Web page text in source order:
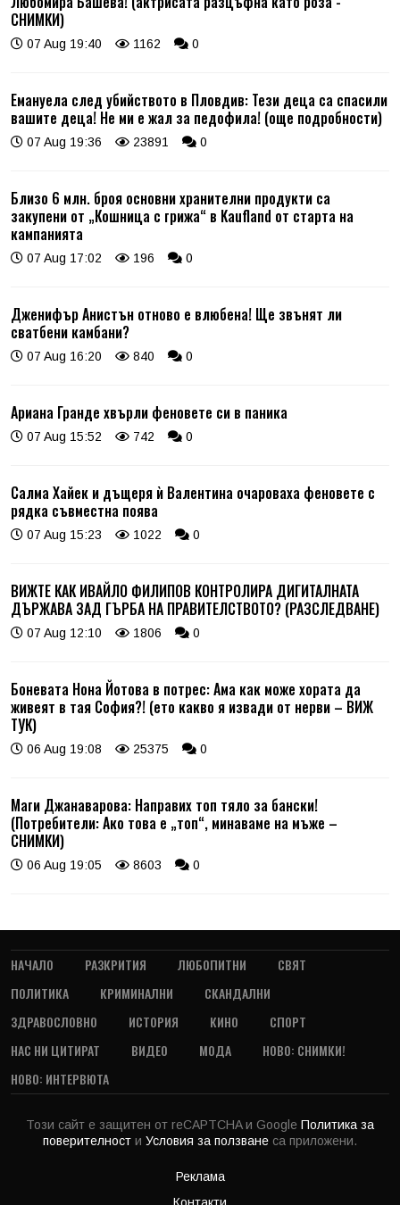
СНИМКИ)
07 Aug 19:40 1162 0
Емануела след убийството в Пловдив: Тези деца са спасили
вашите деца! Не ми е жал за педофила! (още подробности)
07 Aug 19:36 23891 0
Близо 6 млн. броя основни хранителни продукти са
закупени от „Кошница с грижа“ в Kaufland от старта на
кампанията
07 Aug 17:02 196 0
Дженифър Анистън отново е влюбена! Ще звънят ли
сватбени камбани?
07 Aug 16:20 840 0
Ариана Гранде хвърли феновете си в паника
07 Aug 15:52 742 0
Салма Хайек и дъщеря ѝ Валентина очароваха феновете с
рядка съвместна поява
07 Aug 15:23 1022 0
ВИЖТЕ КАК ИВАЙЛО ФИЛИПОВ КОНТРОЛИРА ДИГИТАЛНАТА
ДЪРЖАВА ЗАД ГЪРБА НА ПРАВИТЕЛСТВОТО? (РАЗСЛЕДВАНЕ)
07 Aug 12:10 1806 0
Боневата Нона Йотова в потрес: Ама как може хората да
живеят в тая София?! (ето какво я извади от нерви – ВИЖ
ТУК)
06 Aug 19:08 25375 0
Маги Джанаварова: Направих топ тяло за бански!
(Потребители: Ако това е „топ“, минаваме на мъже –
СНИМКИ)
06 Aug 19:05 8603 0
НАЧАЛО РАЗКРИТИЯ ЛЮБОПИТНИ
СВЯТ
ПОЛИТИКА
КРИМИНАЛНИ
СКАНДАЛНИ
ЗДРАВОСЛОВНО
ИСТОРИЯ КИНО
СПОРТ
НАС НИ ЦИТИРАТ
ВИДЕО МОДА
НОВО: СНИМКИ!
НОВО: ИНТЕРВЮТА
Този сайт е защитен от reCAPTCHA и Google Политика за
поверителност и Условия за ползване са приложени.
Реклама